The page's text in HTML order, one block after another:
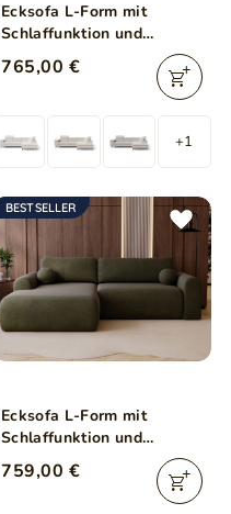
Ecksofa L-Form mit
Schlaffunktion und
Bettkasten Argon Rechts
Hellbeige
765,00 €
+1
BESTSELLER
Ecksofa L-Form mit
Schlaffunktion und
Bettkasten Savana Links
Grün
759,00 €